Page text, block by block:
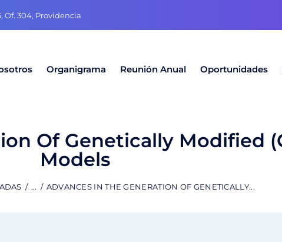
Of. 304, Providencia
Organigrama Reunión Anual Oportunidades
Of Genetically Modified
Models
... ADVANCES IN THE GENERATION OF GENETICALLY...